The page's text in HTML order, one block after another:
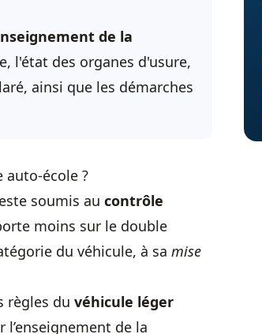
de la
l'état des organes d'usure,
ainsi que les démarches
auto-école ?
soumis au contrôle
moins sur le double
du véhicule, à sa mise
règles du véhicule léger
l’enseignement de la